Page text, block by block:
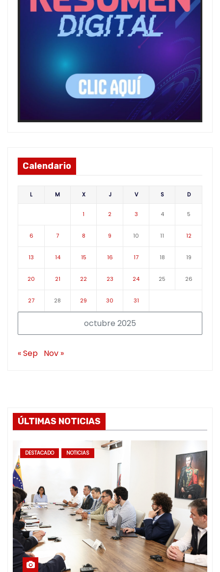
Calendario
octubre 2025
L M X J V S D
1 2 3 4 5
6 7 8 9 10 11 12
13 14 15 16 17 18 19
20 21 22 23 24 25 26
27 28 29 30 31
« Sep Nov »
ÚLTIMAS NOTICIAS
DESTACADO NOTICIAS